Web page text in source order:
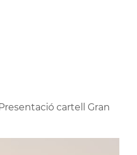
cartell Gran